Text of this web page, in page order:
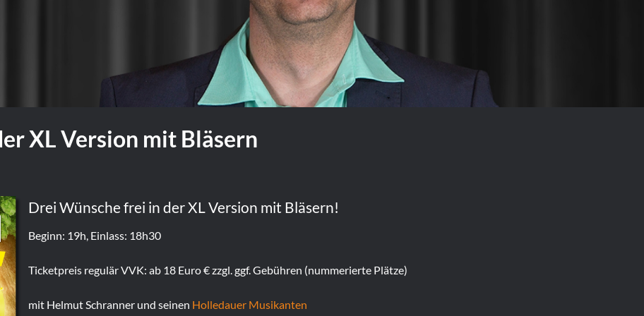
XL Version mit Bläsern
Drei Wünsche frei in der XL Version mit Bläsern!
Beginn: 19h, Einlass: 18h30
Ticketpreis regulär VVK: ab 18 Euro € zzgl. ggf. Gebühren (nummerierte Plätze)
mit Helmut Schranner und seinen Holledauer Musikanten